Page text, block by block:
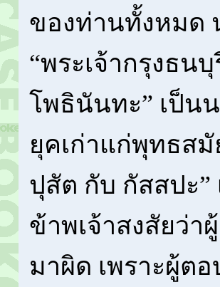
ของท่านทั้งหมด
“พระเจ้ากรุงธนบุ
โพธินันทะ” เป็น
ยุคเก่าแก่พุทธส
ปุสัต กับ กัสสปะ”
ข้าพเจ้าสงสัยว่า
มาผิด เพราะผู้ต